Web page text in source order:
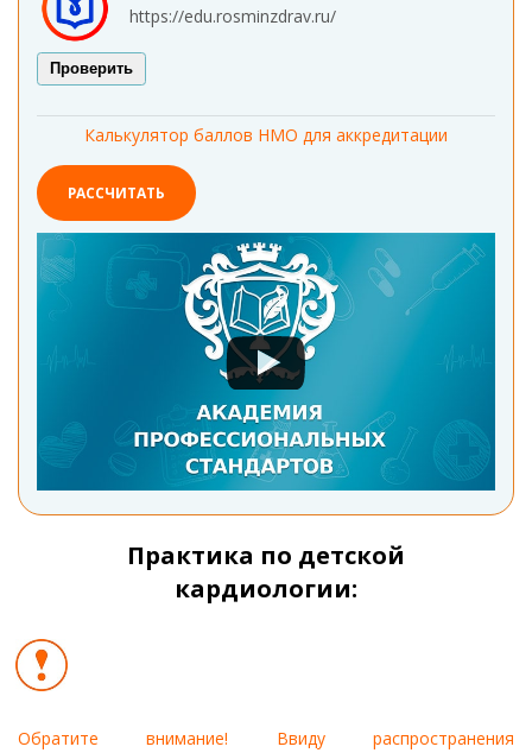
https://edu.rosminzdrav.ru/
Проверить
Калькулятор баллов НМО для аккредитации
РАССЧИТАТЬ
Практика по детской
кардиологии:
Обратите внимание! Ввиду распространения